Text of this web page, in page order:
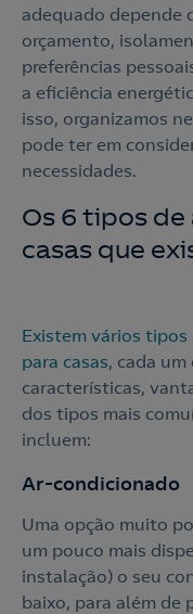
adequado depende
orçamento,
preferências
a eficiência
isso, organizamos
pode ter em
necessidades.
Os 6 tipos
casas que
Existem vários
para casas, cada um
características,
dos tipos mais
incluem:
Ar-condicionado
Uma opção muito
um pouco mais
instalação) o seu
baixo, para além